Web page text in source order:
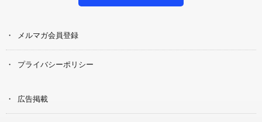
メルマガ会員登録
プライバシーポリシー
広告掲載